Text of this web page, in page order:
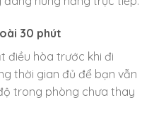
30 phút
điều hòa trước khi đi
thời gian đủ để bạn vẫn
trong phòng chưa thay